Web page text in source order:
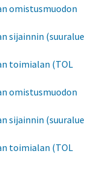
omistusmuodon
sijainnin (suuralue
toimialan (TOL
omistusmuodon
sijainnin (suuralue
toimialan (TOL